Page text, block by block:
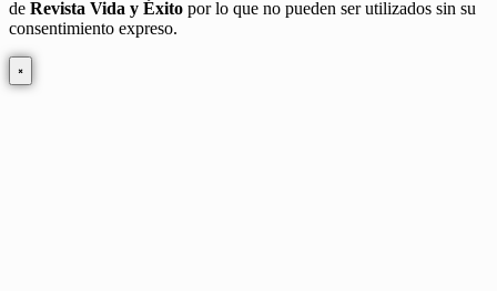
de Revista Vida y Éxito por lo que no pueden ser utilizados sin su
consentimiento expreso.
×